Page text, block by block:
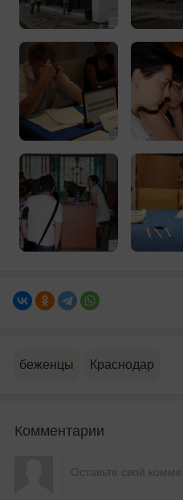
беженцы Краснодар
Комментарии